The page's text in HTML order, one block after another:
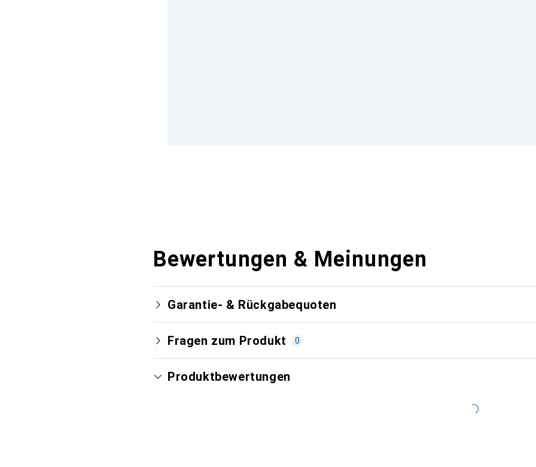
Bewertungen & Meinungen
Garantie- & Rückgabequoten
Fragen zum Produkt 0
Produktbewertungen